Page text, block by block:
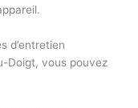
d’entretien
Doigt, vous pouvez